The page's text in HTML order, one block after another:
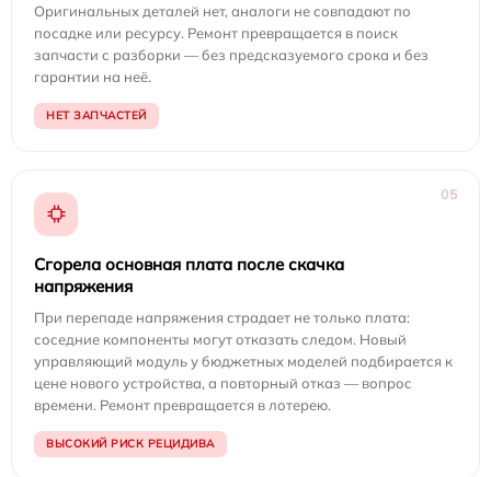
Оригинальных деталей нет, аналоги не совпадают по
посадке или ресурсу. Ремонт превращается в поиск
запчасти с разборки — без предсказуемого срока и без
гарантии на неё.
НЕТ ЗАПЧАСТЕЙ
05
Сгорела основная плата после скачка
напряжения
При перепаде напряжения страдает не только плата:
соседние компоненты могут отказать следом. Новый
управляющий модуль у бюджетных моделей подбирается к
цене нового устройства, а повторный отказ — вопрос
времени. Ремонт превращается в лотерею.
ВЫСОКИЙ РИСК РЕЦИДИВА